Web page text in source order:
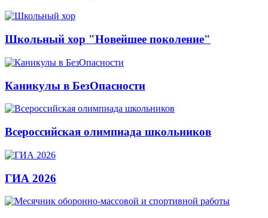
Школьный хор "Новейшее поколение"
Каникулы в БезОпасности
Всероссийская олимпиада школьников
ГИА 2026